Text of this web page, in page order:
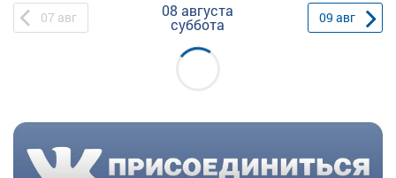
07 авг 08 августа
суббота 09 авг